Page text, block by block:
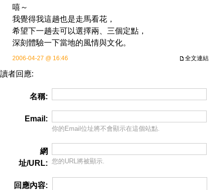
嘻～
我覺得我這趟也是走馬看花，
希望下一趟去可以選擇兩、三個定點，
深刻體驗一下當地的風情與文化。
全文連結
2006-04-27 @ 16:46
讀者回應:
名稱:
Email:
你的Email位址將不會顯示在這個站點.
網
址/URL: 您的URL將被顯示.
回應內容: